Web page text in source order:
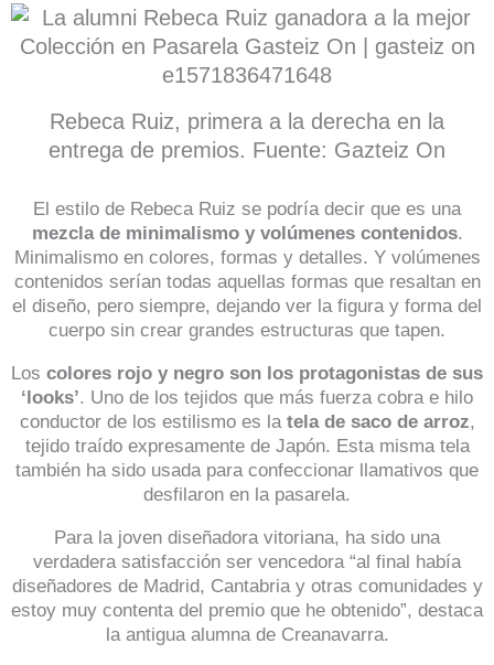
Rebeca Ruiz, primera a la derecha en la
entrega de premios. Fuente: Gazteiz On
El estilo de Rebeca Ruiz se podría decir que es una
mezcla de minimalismo y volúmenes contenidos.
Minimalismo en colores, formas y detalles. Y volúmenes
contenidos serían todas aquellas formas que resaltan en
el diseño, pero siempre, dejando ver la figura y forma del
cuerpo sin crear grandes estructuras que tapen.
Los colores rojo y negro son los protagonistas de sus
‘looks’. Uno de los tejidos que más fuerza cobra e hilo
conductor de los estilismo es la tela de saco de arroz,
tejido traído expresamente de Japón. Esta misma tela
también ha sido usada para confeccionar llamativos que
desfilaron en la pasarela.
Para la joven diseñadora vitoriana, ha sido una
verdadera satisfacción ser vencedora “al final había
diseñadores de Madrid, Cantabria y otras comunidades y
estoy muy contenta del premio que he obtenido”, destaca
la antigua alumna de Creanavarra.